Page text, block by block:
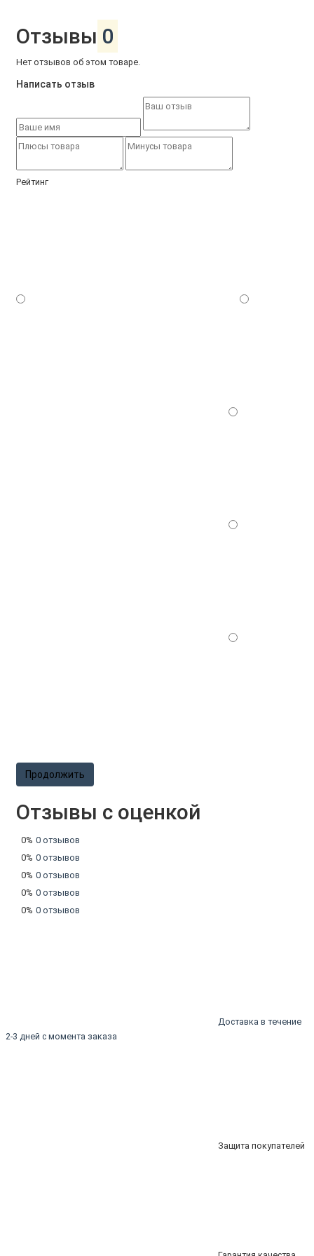
Отзывы 0
Нет отзывов об этом товаре.
Написать отзыв
Рейтинг
Продолжить
Отзывы с оценкой
0% 0 отзывов
0% 0 отзывов
0% 0 отзывов
0% 0 отзывов
0% 0 отзывов
Доставка в течение
2-3 дней с момента заказа
Защита покупателей